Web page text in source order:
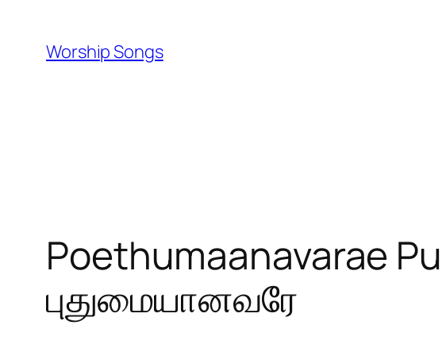
content
Worship Songs
Poethumaanavarae
புதுமையானவரே